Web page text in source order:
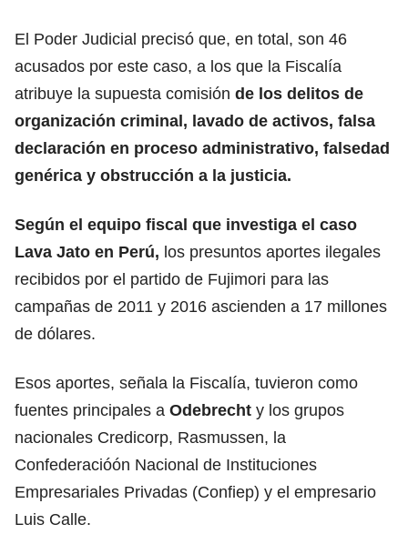
El Poder Judicial precisó que, en total, son 46
acusados por este caso, a los que la Fiscalía
atribuye la supuesta comisión de los delitos de
organización criminal, lavado de activos, falsa
declaración en proceso administrativo, falsedad
genérica y obstrucción a la justicia.
Según el equipo fiscal que investiga el caso
Lava Jato en Perú, los presuntos aportes ilegales
recibidos por el partido de Fujimori para las
campañas de 2011 y 2016 ascienden a 17 millones
de dólares.
Esos aportes, señala la Fiscalía, tuvieron como
fuentes principales a Odebrecht y los grupos
nacionales Credicorp, Rasmussen, la
Confederacióón Nacional de Instituciones
Empresariales Privadas (Confiep) y el empresario
Luis Calle.